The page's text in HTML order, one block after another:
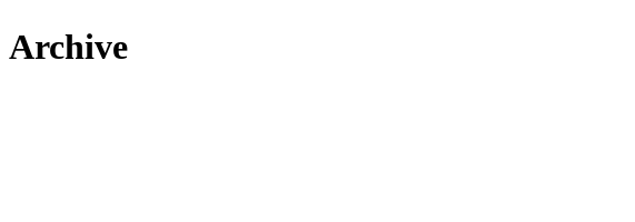
Archive